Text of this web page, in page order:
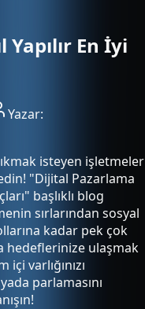
En İyi
Yazar:
isteyen işletmeler
"Dijital Pazarlama
başlıklı blog
sırlarından sosyal
kadar pek çok
hedeflerinize ulaşmak
varlığınızı
parlamasını